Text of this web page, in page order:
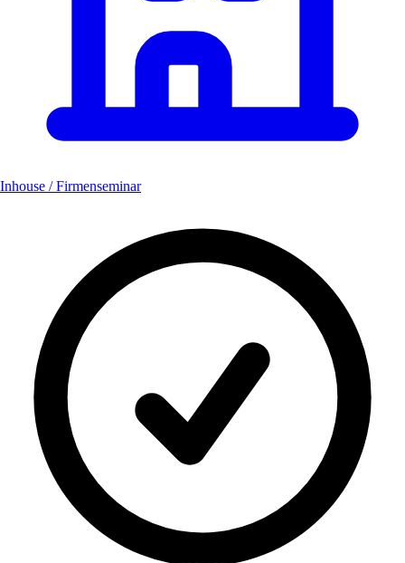
Inhouse / Firmenseminar